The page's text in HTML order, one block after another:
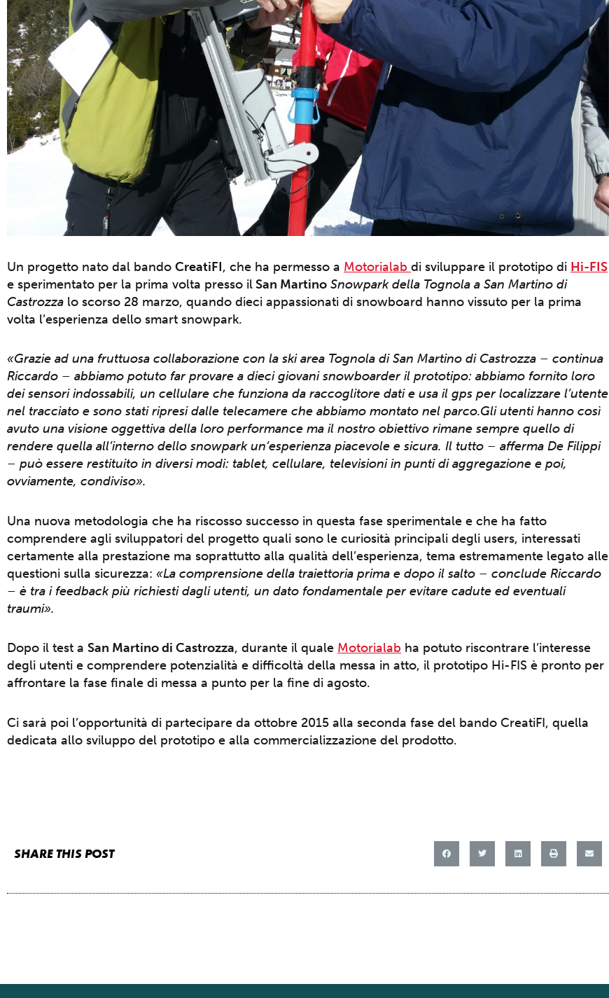
Un progetto nato dal bando CreatiFI, che ha permesso a Motorialab di sviluppare il prototipo di Hi-FIS
e sperimentato per la prima volta presso ilSan Martino Snowpark della Tognola a San Martino di
Castrozza lo scorso 28 marzo, quando dieci appassionati di snowboard hanno vissuto per la prima
volta l’esperienza dello smart snowpark.
«Grazie ad una fruttuosa collaborazione con la ski area Tognola di San Martino di Castrozza – continua
Riccardo – abbiamo potuto far provare a dieci giovani snowboarder il prototipo: abbiamo fornito loro
dei sensori indossabili, un cellulare che funziona da raccoglitore dati e usa il gps per localizzare l’utente
nel tracciato e sono stati ripresi dalle telecamere che abbiamo montato nel parco.Gli utenti hanno così
avuto una visione oggettiva della loro performance ma il nostro obiettivo rimane sempre quello di
rendere quella all’interno dello snowpark un’esperienza piacevole e sicura. Il tutto – afferma De Filippi
– può essere restituito in diversi modi: tablet, cellulare, televisioni in punti di aggregazione e poi,
ovviamente, condiviso».
Una nuova metodologia che ha riscosso successo in questa fase sperimentale e che ha fatto
comprendere agli sviluppatori del progetto quali sono le curiosità principali degli users, interessati
certamente alla prestazione ma soprattutto alla qualità dell’esperienza, tema estremamente legato alle
questioni sulla sicurezza: «La comprensione della traiettoria prima e dopo il salto – conclude Riccardo
– è tra i feedback più richiesti dagli utenti, un dato fondamentale per evitare cadute ed eventuali
traumi».
Dopo il test a San Martino di Castrozza, durante il quale Motorialab ha potuto riscontrare l’interesse
degli utenti e comprendere potenzialità e difficoltà della messa in atto, il prototipo Hi-FIS è pronto per
affrontare la fase finale di messa a punto per la fine di agosto.
Ci sarà poi l’opportunità di partecipare da ottobre 2015 alla seconda fase del bando CreatiFI, quella
dedicata allo sviluppo del prototipo e alla commercializzazione del prodotto.
SHARE THIS POST